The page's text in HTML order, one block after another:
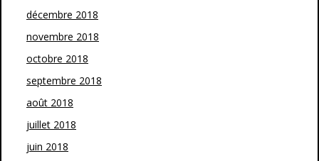
décembre 2018
novembre 2018
octobre 2018
septembre 2018
août 2018
juillet 2018
juin 2018